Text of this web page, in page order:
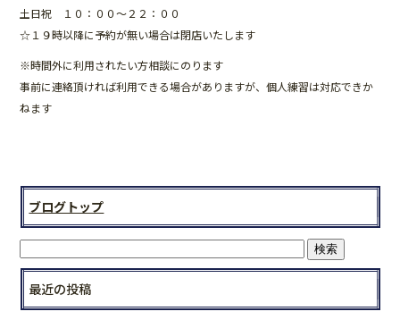
土日祝 １０：００～２２：００
☆１９時以降に予約が無い場合は閉店いたします
※時間外に利用されたい方相談にのります
事前に連絡頂ければ利用できる場合がありますが、個人練習は対応できか
ねます
ブログトップ
最近の投稿